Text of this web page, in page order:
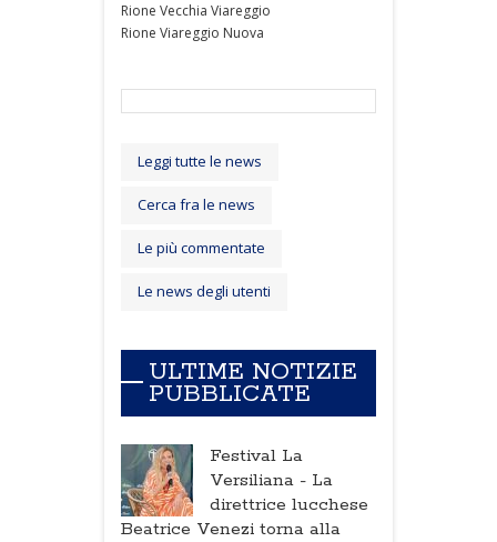
Rione Vecchia Viareggio
Rione Viareggio Nuova
Leggi tutte le news
Cerca fra le news
Le più commentate
Le news degli utenti
ULTIME NOTIZIE
PUBBLICATE
Festival La
Versiliana - La
direttrice lucchese
Beatrice Venezi torna alla